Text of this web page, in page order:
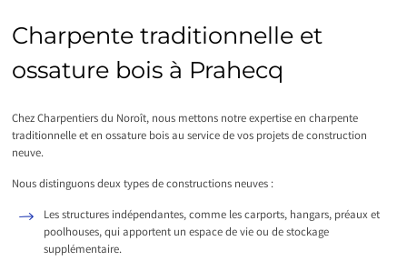
Charpente traditionnelle et
ossature bois à Prahecq
Chez Charpentiers du Noroît, nous mettons notre expertise en charpente
traditionnelle et en ossature bois au service de vos projets de construction
neuve.
Nous distinguons deux types de constructions neuves :
Les structures indépendantes, comme les carports, hangars, préaux et
poolhouses, qui apportent un espace de vie ou de stockage
supplémentaire.